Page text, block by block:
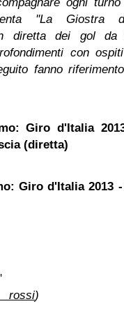
''La Giostra
in diretta dei gol
con
fanno
Giro d'Italia
(diretta)
Giro d'Italia 2013
)